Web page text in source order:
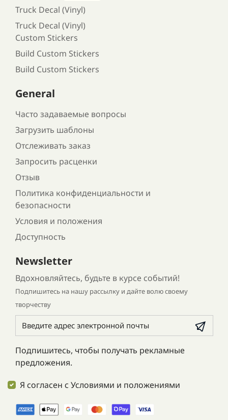
General
Часто задаваемые вопросы
Загрузить шаблоны
Отслеживать заказ
Запросить расценки
Отзыв
Политика конфиденциальности и
безопасности
Условия и положения
Доступность
Truck Decal (Vinyl)
Truck Decal (Vinyl)
Custom Stickers
Build Custom Stickers
Build Custom Stickers
Newsletter
Вдохновляйтесь, будьте в курсе событий!
Подпишитесь на нашу рассылку и дайте волю своему
творчеству
Подпишитесь, чтобы получать рекламные
предложения.
Я согласен с Условиями и положениями